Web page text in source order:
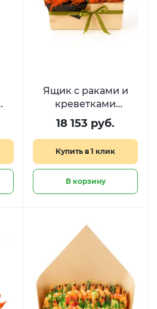
Ящик с раками и
креветками
«Аквадискотека»
18 153 руб.
Купить в 1 клик
В корзину